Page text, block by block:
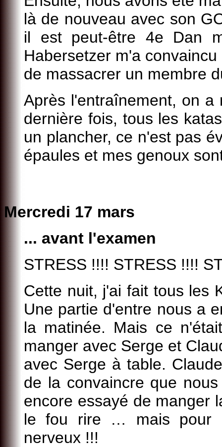
là de nouveau avec son
il est peut-être 4e Dan
Habersetzer m'a
de massacrer un membre
Après l'entraînement, on
dernière fois, tous les
un plancher, ce n'est pas
épaules et mes genoux
Mercredi 17 mars
... avant l'examen
STRESS !!!! STRESS !!!!
Cette nuit, j'ai fait tous les
Une partie d'entre nous a
la matinée. Mais ce
manger avec Serge et
avec Serge à table.
de la convaincre que
encore essayé de manger
le fou rire … mais pour
nerveux !!!